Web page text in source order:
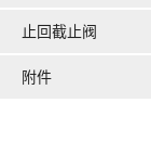
止回截止阀
附件